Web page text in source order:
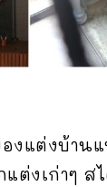
องแต่งบ้า
แต่งเก่าๆ ส